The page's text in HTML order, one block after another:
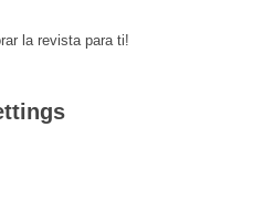
la revista para ti!